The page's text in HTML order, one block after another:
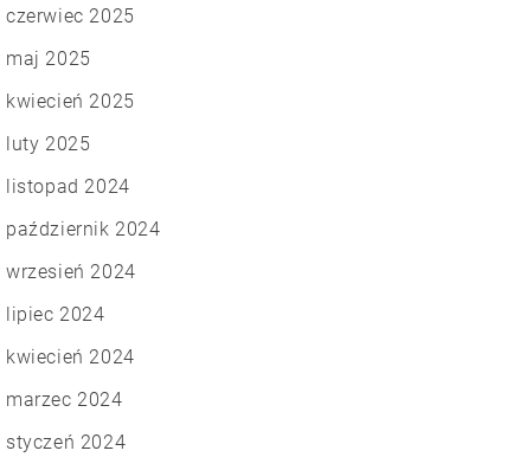
czerwiec 2025
maj 2025
kwiecień 2025
luty 2025
listopad 2024
październik 2024
wrzesień 2024
lipiec 2024
kwiecień 2024
marzec 2024
styczeń 2024